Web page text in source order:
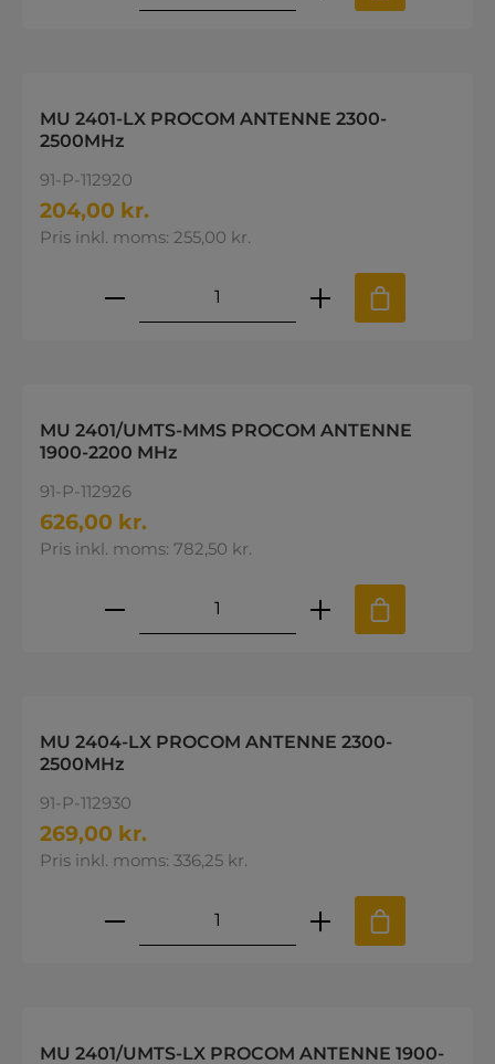
MU 2401-LX PROCOM ANTENNE 2300-
2500MHz
91-P-112920
204,00 kr.
Pris inkl. moms: 255,00 kr.
Produktmængde: Indtast den
MU 2401/UMTS-MMS PROCOM ANTENNE
1900-2200 MHz
91-P-112926
626,00 kr.
Pris inkl. moms: 782,50 kr.
Produktmængde: Indtast den
MU 2404-LX PROCOM ANTENNE 2300-
2500MHz
91-P-112930
269,00 kr.
Pris inkl. moms: 336,25 kr.
Produktmængde: Indtast den
MU 2401/UMTS-LX PROCOM ANTENNE 1900-